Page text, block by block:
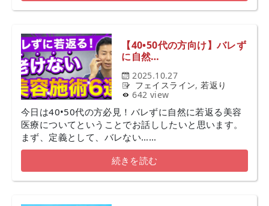
【40•50代の方向け】バレず
に自然…
2025.10.27
フェイスライン,若返り
642 view
今日は40•50代の方必見！バレずに自然に若返る美容
医療についてということでお話ししたいと思います。
まず、定義として、バレない……
続きを読む